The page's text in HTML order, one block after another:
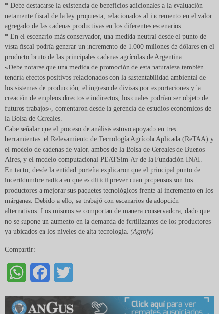
* Debe destacarse la existencia de beneficios adicionales a la evaluación
netamente fiscal de la ley propuesta, relacionados al incremento en el valor
agregado de las cadenas productivas en los diferentes escenarios.
* En el escenario más conservador, una medida neutral desde el punto de
vista fiscal podría generar un incremento de 1.000 millones de dólares en el
producto bruto de las principales cadenas agrícolas de Argentina.
«Debe notarse que una medida de promoción de esta naturaleza también
tendría efectos positivos relacionados con la sustentabilidad ambiental de
los sistemas de producción, el ingreso de divisas por exportaciones y la
creación de empleos directos e indirectos, los cuales podrían ser objeto de
futuros trabajos», comentaron desde la gerencia de estudios económicos de
la Bolsa de Cereales.
Cabe señalar que el proceso de análisis estuvo apoyado en tres
herramientas: el Relevamiento de Tecnología Agrícola Aplicada (ReTAA) y
el modelo de cadenas de valor, ambos de la Bolsa de Cereales de Buenos
Aires, y el modelo computacional PEATSim-Ar de la Fundación INAI.
En tanto, desde la entidad porteña explicaron que el principal punto de
incertidumbre radica en que es difícil prever cuan propensos son los
productores a mejorar sus paquetes tecnológicos frente al incremento en los
márgenes. Debido a ello, se trabajó con escenarios de adopción
alternativos. Los mismos se comportan de manera conservadora, dado que
no se supone un aumento en la demanda de fertilizantes de los productores
ya ubicados en los niveles de alta tecnología. (Agrofy)
Compartir:
WhatsAppFacebook